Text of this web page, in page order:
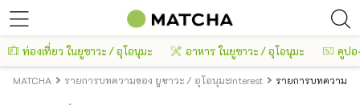
ท่องเที่ยว ในยูซาวะ / อุโอนุมะ อาหาร ในยูซาวะ / อุโอนุมะ คูปอ
MATCHA รายการบทความของ ยูซาวะ / อุโอนุมะInterest รายการบทความข